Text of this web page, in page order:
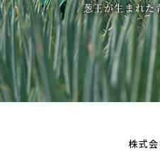
葱王が生まれた
株式